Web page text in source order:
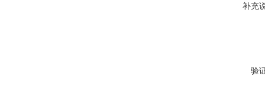
补充
验